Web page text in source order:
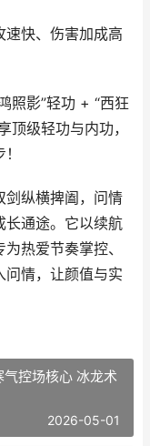
速快、伤害加成高
照影”轻功 + “西狂
顶级轻功与内功，
剑纵横捭阖，问情
长通途。它以续航
热爱节奏掌控、
问情，让颜值与实
控场核心 冰龙术
2026-05-01